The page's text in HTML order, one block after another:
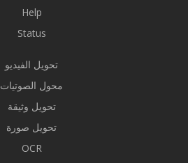
Help
Status
تحويل الفيديو
محول الصوتيات
تحويل وثيقة
تحويل صورة
OCR